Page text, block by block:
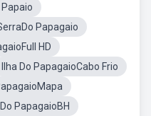
Papaio
Papagaio
HD
Ilha Do PapagaioCabo Frio
PapagaioBH